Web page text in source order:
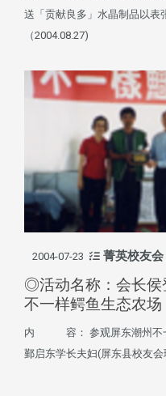
送「贡献良多」水晶制品以表
（2004.08.27)
2004-07-23 菁英校友会
◎活动名称：会长侯
不一样鳄鱼生态农场
内 容： 参观屏东潮州不一
鄞启东学长夫妇(屏东县校友